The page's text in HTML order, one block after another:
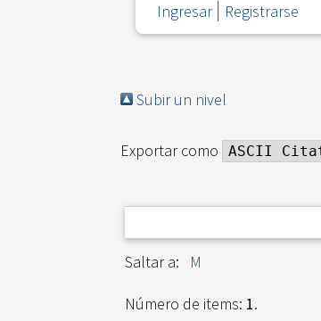
Ingresar Registrarse
Subir un nivel
Exportar como
Saltar a:
M
Número de items: 1.